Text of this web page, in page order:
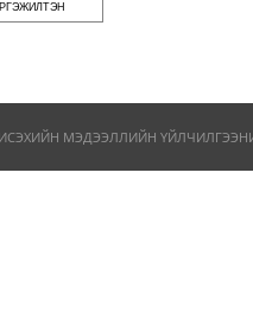
МЭДЭЭЛЛИЙН